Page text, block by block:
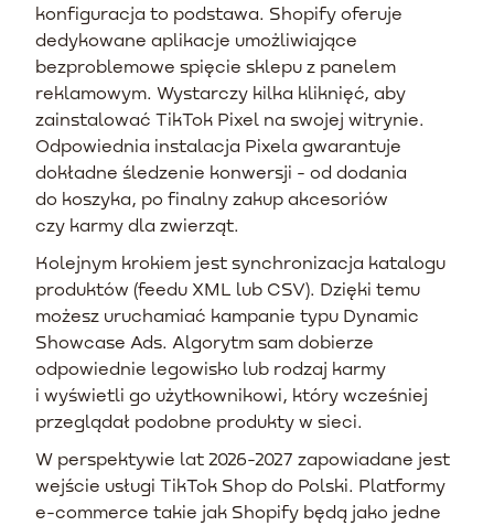
konfiguracja to podstawa. Shopify oferuje
dedykowane aplikacje umożliwiające
bezproblemowe spięcie sklepu z panelem
reklamowym. Wystarczy kilka kliknięć, aby
zainstalować TikTok Pixel na swojej witrynie.
Odpowiednia instalacja Pixela gwarantuje
dokładne śledzenie konwersji - od dodania
do koszyka, po finalny zakup akcesoriów
czy karmy dla zwierząt.
Kolejnym krokiem jest synchronizacja katalogu
produktów (feedu XML lub CSV). Dzięki temu
możesz uruchamiać kampanie typu Dynamic
Showcase Ads. Algorytm sam dobierze
odpowiednie legowisko lub rodzaj karmy
i wyświetli go użytkownikowi, który wcześniej
przeglądał podobne produkty w sieci.
W perspektywie lat 2026-2027 zapowiadane jest
wejście usługi TikTok Shop do Polski. Platformy
e-commerce takie jak Shopify będą jako jedne